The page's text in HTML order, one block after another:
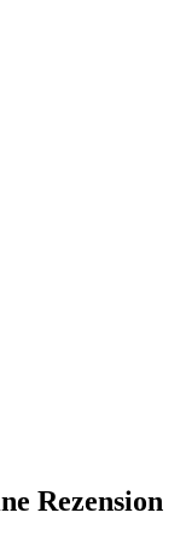
Rezension